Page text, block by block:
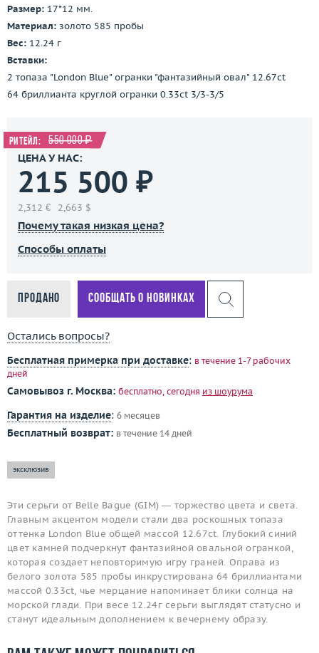
Размер: 17*12 мм.
Материал: золото 585 пробы
Вес: 12.24 г
Вставки:
2 топаза "London Blue" огранки "фантазийный овал" 12.67ct
64 бриллианта круглой огранки 0.33ct 3/3-3/5
Ритейл: 550 000 ₽
ЦЕНА У НАС:
215 500 ₽
2,312 € 2,663 $
Почему такая низкая цена?
Способы оплаты
Продано Сообщать о новинках
Остались вопросы?
Бесплатная примерка при доставке: в течение 1-7 рабочих
дней
Самовывоз г. Москва: бесплатно, сегодня из шоурума
Гарантия на изделие: 6 месяцев
Бесплатный возврат: в течение 14 дней
эксклюзив
Эти серьги от Belle Bague (GIM) — торжество цвета и света.
Главным акцентом модели стали два роскошных топаза
оттенка London Blue общей массой 12.67ct. Глубокий синий
цвет камней подчеркнут фантазийной овальной огранкой,
которая создает неповторимую игру граней. Оправа из
белого золота 585 пробы инкрустирована 64 бриллиантами
массой 0.33ct, чье мерцание напоминает блики солнца на
морской глади. При весе 12.24г серьги выглядят статусно и
станут идеальным дополнением к вечернему образу.